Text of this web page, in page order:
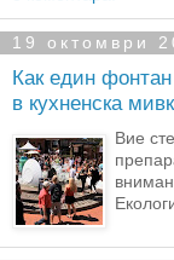
19 октомври
Как един
в кухненска
Вие